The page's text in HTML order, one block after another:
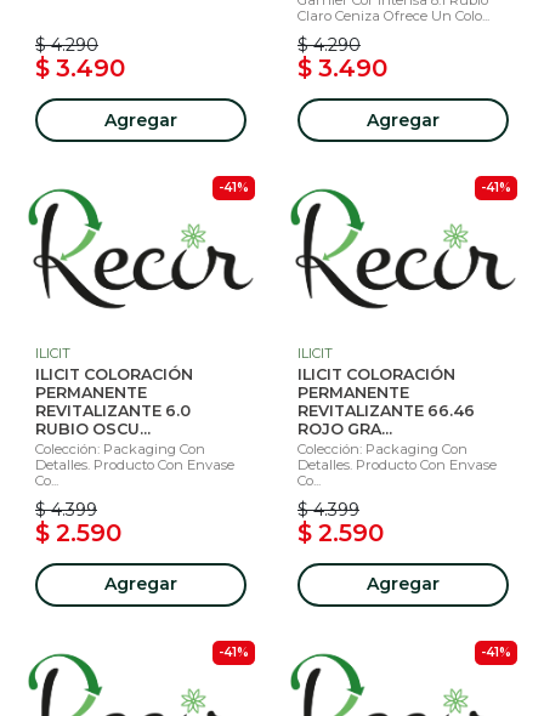
$ 4.290
$ 3.490
Agregar
Claro Ceniza Ofrece Un Colo...
$ 4.290
$ 3.490
Agregar
-41%
ILICIT
ILICIT COLORACIÓN
PERMANENTE
REVITALIZANTE 6.0
RUBIO OSCU...
Colección: Packaging Con
Detalles. Producto Con Envase
Co...
$ 4.399
$ 2.590
Agregar
-41%
ILICIT
ILICIT COLORACIÓN
PERMANENTE
REVITALIZANTE 66.46
ROJO GRA...
Colección: Packaging Con
Detalles. Producto Con Envase
Co...
$ 4.399
$ 2.590
Agregar
-41% -41%